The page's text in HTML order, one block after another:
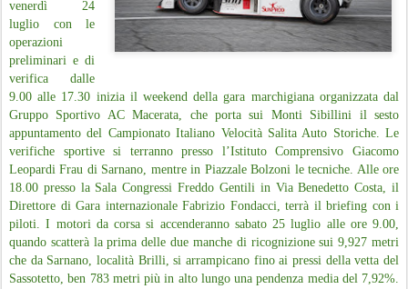
venerdì 24
luglio con le
operazioni
preliminari e di
verifica dalle
9.00 alle 17.30 inizia il weekend della gara marchigiana organizzata dal
Gruppo Sportivo AC Macerata, che porta sui Monti Sibillini il sesto
appuntamento del Campionato Italiano Velocità Salita Auto Storiche. Le
verifiche sportive si terranno presso l’Istituto Comprensivo Giacomo
Leopardi Frau di Sarnano, mentre in Piazzale Bolzoni le tecniche. Alle ore
18.00 presso la Sala Congressi Freddo Gentili in Via Benedetto Costa, il
Direttore di Gara internazionale Fabrizio Fondacci, terrà il briefing con i
piloti. I motori da corsa si accenderanno sabato 25 luglio alle ore 9.00,
quando scatterà la prima delle due manche di ricognizione sui 9,927 metri
che da Sarnano, località Brilli, si arrampicano fino ai pressi della vetta del
Sassotetto, ben 783 metri più in alto lungo una pendenza media del 7,92%.